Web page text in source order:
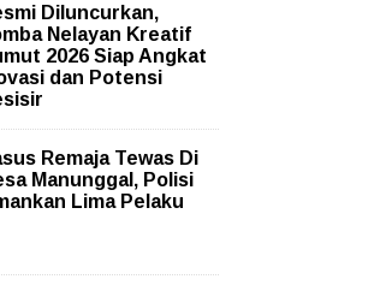
Diluncurkan,
Nelayan Kreatif
2026 Siap Angkat
dan Potensi
Remaja Tewas Di
Manunggal, Polisi
Lima Pelaku